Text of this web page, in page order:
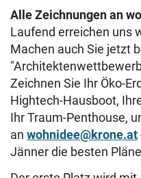
Alle Zeichnungen an
Laufend erreichen uns
Machen auch Sie jetzt
Zeichnen Sie Ihr Öko-
Hightech-Hausboot,
Ihr Traum-Penthouse,
an wohnidee@krone.at
Jänner die besten